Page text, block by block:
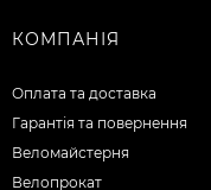
КОМПАНІЯ
Оплата та доставка
Гарантія та повернення
Веломайстерня
Велопрокат